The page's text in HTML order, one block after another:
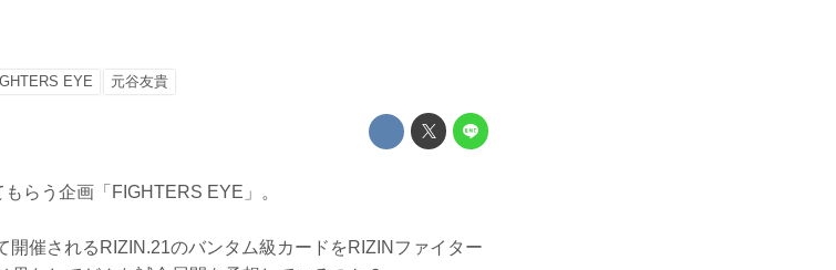
EYE 元谷友貴
らう企画「FIGHTERS EYE」。
開催されるRIZIN.21のバンタム級カードをRIZINファイター